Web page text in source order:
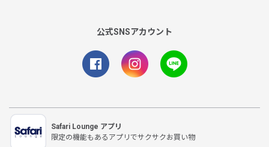
公式SNSアカウント
Safari Lounge アプリ
限定の機能もあるアプリでサクサクお買い物